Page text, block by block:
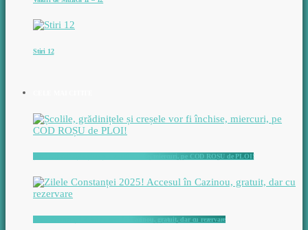
Stiri 12
Școlile, grădinițele și creșele vor fi închise, miercuri, pe COD ROȘU de PLOI!
Zilele Constanței 2025! Accesul în Cazinou, gratuit, dar cu rezervare